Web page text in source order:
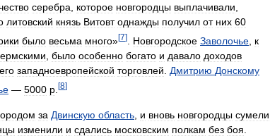
серебра, которое новгородцы выплачивали,
литовский князь Витовт однажды получил от них 60
было весьма много»[7] Новгородское Заволочье к
было особенно богато и давало доходов
его западноевропейской торговлей Дмитрию Донскому
— 5000 р [8]
за Двинскую область и вновь новгородцы сумели
изменили и сдались московским полкам без боя